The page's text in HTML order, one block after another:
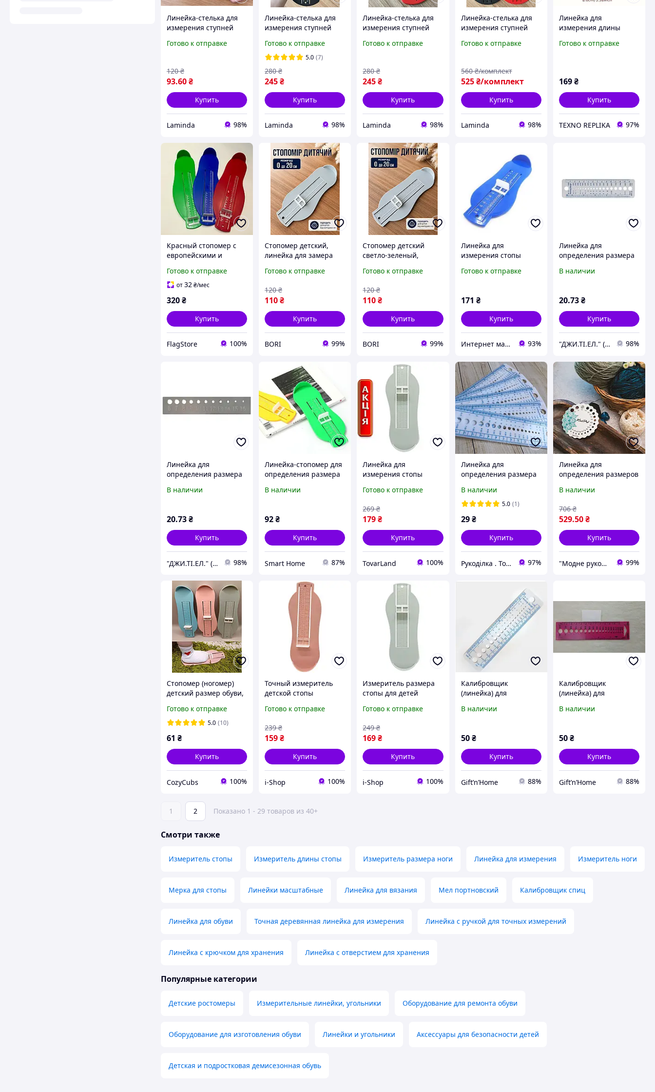
Линейка-стелька для
измерения ступней
размера обуви для
Готово к отправке
93.60₴
120 ₴
Купить
Laminda 98%
Линейка-стелька для
измерения ступней
размера обуви для
взрослых, Стопомер
Готово к отправке
5.0 (7)
245₴
280 ₴
Купить
Laminda 98%
Линейка-стелька для
измерения ступней
размера обуви для
Готово к отправке
245₴
280 ₴
Купить
Laminda 98%
Линейка-стелька для
измерения ступней
Измеритель размера
Готово к отправке
525 ₴/комплект
560 ₴/комплект
Купить
Laminda 98%
Линейка для
измерения длины
Инструмент для
Готово к отправке
169₴
Купить
TEXNO REPLIKA 97%
Красный стопомер с
европейскими и
размерами, мерка
Хайдера - линейка для
стопы/обуви
Готово к отправке
от32₴/мес
320₴
Купить
FlagStore 100%
Стопомер детский,
линейка для замера
Ребеночек,
обуви Зеленый
Готово к отправке
110₴
120 ₴
Купить
BORI 99%
Стопомер детский
светло-зеленый,
измерения стопы
измеритель размера
обуви для детей
Готово к отправке
110₴
120 ₴
Купить
BORI 99%
Линейка для
измерения стопы
Готово к отправке
171 ₴
Купить
Интернет магазин сувениров Старик Хоттабыч 93%
Линейка для
определения размера
d 2-10мм, пластик,
В наличии
20.73₴
Купить
"ДЖИ.ТІ.ЕЛ." (GTL) 98%
Линейка для
определения размера
металлическая,Peri,
В наличии
20.73₴
Купить
"ДЖИ.ТІ.ЕЛ." (GTL) 98%
Линейка-стопомер для
определения размера
лет, Зеленый
В наличии
92₴
Купить
Smart Home 87%
Линейка для
измерения стопы
серый измеритель
подбора обуви
Готово к отправке
179₴
269 ₴
Купить
TovarLand 100%
Линейка для
определения размера
В наличии
5.0 (1)
29 ₴
Купить
Рукоділка . Товари для рукоділля та творчост. 97%
Линейка для
определения размеров
В наличии
529.50₴
706 ₴
Купить
"Модне рукоділля »🧵 99%
Стопомер (ногомер)
детский размер обуви,
Готово к отправке
5.0 (10)
61 ₴
Купить
CozyCubs 100%
Точный измеритель
детской стопы
для определения
домашних условиях
Готово к отправке
159₴
239 ₴
Купить
i-Shop 100%
Измеритель размера
стопы для детей
бегунок для точного
Готово к отправке
169₴
249 ₴
Купить
i-Shop 100%
Калибровщик
(линейка) для
спиц, № 2-9
В наличии
50 ₴
Купить
Gift’n’Home 88%
Калибровщик
(линейка) для
спиц, № 2-10
В наличии
50₴
Купить
Gift’n’Home 88%
1 2 Показано 1 - 29 товаров из 40+
Смотри также
Измеритель стопы Измеритель длины стопы Измеритель размера ноги Линейка для измерения Измеритель ноги
Мерка для стопы Линейки масштабные Линейка для вязания Мел портновский Калибровщик спиц
Линейка для обуви Точная деревянная линейка для измерения Линейка с ручкой для точных измерений
Линейка с крючком для хранения Линейка с отверстием для хранения
Популярные категории
Детские ростомеры Измерительные линейки, угольники Оборудование для ремонта обуви
Оборудование для изготовления обуви Линейки и угольники Аксессуары для безопасности детей
Детская и подростковая демисезонная обувь